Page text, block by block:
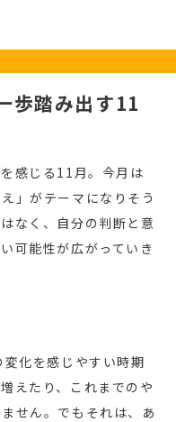
歩踏み出す11
感じる11月。今月は
」がテーマになりそう
なく、自分の判断と意
可能性が広がっていき
化を感じやすい時期
えたり、これまでのや
せん。でもそれは、あ